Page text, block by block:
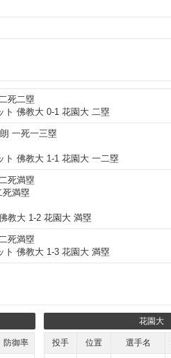
死二塁
ト 佛教大 0-1 花園大 二塁
一死一三塁
ト 佛教大 1-1 花園大 一二塁
死満塁
死満塁
教大 1-2 花園大 満塁
死満塁
ト 佛教大 1-3 花園大 満塁
防御率
花園大
投手 位置 選手名